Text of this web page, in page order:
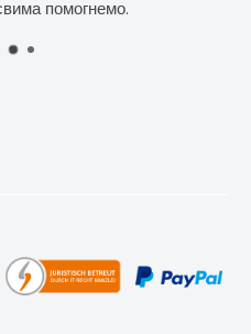
помогнемо.